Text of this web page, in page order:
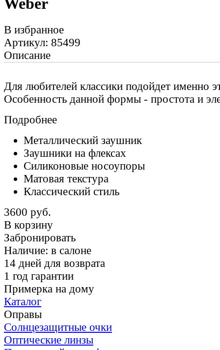
Weber
В избранное
Артикул: 85499
Описание
Для любителей классики подойдет именно
Особенность данной формы - простота и
Подробнее
Металлический заушник
Заушники на флексах
Силиконовые носоупоры
Матовая текстура
Классический стиль
3600 руб.
В корзину
Забронировать
Наличие: в салоне
14 дней для возврата
1 год гарантии
Примерка на дому
Каталог
Оправы
Солнцезащитные очки
Оптические линзы